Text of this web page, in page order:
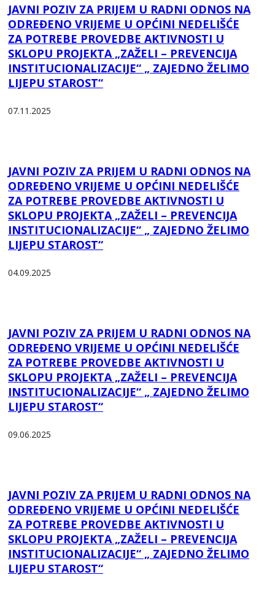
JAVNI POZIV ZA PRIJEM U RADNI ODNOS NA
ODREĐENO VRIJEME U OPĆINI NEDELIŠĆE
ZA POTREBE PROVEDBE AKTIVNOSTI U
SKLOPU PROJEKTA „ZAŽELI – PREVENCIJA
INSTITUCIONALIZACIJE“ „ ZAJEDNO ŽELIMO
LIJEPU STAROST“
07.11.2025
JAVNI POZIV ZA PRIJEM U RADNI ODNOS NA
ODREĐENO VRIJEME U OPĆINI NEDELIŠĆE
ZA POTREBE PROVEDBE AKTIVNOSTI U
SKLOPU PROJEKTA „ZAŽELI – PREVENCIJA
INSTITUCIONALIZACIJE“ „ ZAJEDNO ŽELIMO
LIJEPU STAROST“
04.09.2025
JAVNI POZIV ZA PRIJEM U RADNI ODNOS NA
ODREĐENO VRIJEME U OPĆINI NEDELIŠĆE
ZA POTREBE PROVEDBE AKTIVNOSTI U
SKLOPU PROJEKTA „ZAŽELI – PREVENCIJA
INSTITUCIONALIZACIJE“ „ ZAJEDNO ŽELIMO
LIJEPU STAROST“
09.06.2025
JAVNI POZIV ZA PRIJEM U RADNI ODNOS NA
ODREĐENO VRIJEME U OPĆINI NEDELIŠĆE
ZA POTREBE PROVEDBE AKTIVNOSTI U
SKLOPU PROJEKTA „ZAŽELI – PREVENCIJA
INSTITUCIONALIZACIJE“ „ ZAJEDNO ŽELIMO
LIJEPU STAROST“